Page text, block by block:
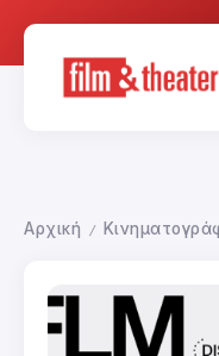
Αρχική /